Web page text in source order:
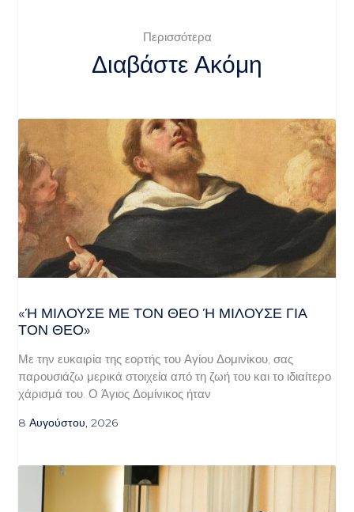
Περισσότερα
Διαβάστε Ακόμη
«Ή ΜΙΛΟΎΣΕ ΜΕ ΤΟΝ ΘΕΌ Ή ΜΙΛΟΎΣΕ ΓΙΑ ΤΟ
Ν ΘΕΌ»
Με την ευκαιρία της εορτής του Αγίου Δομινίκου, σας
παρουσιάζω μερικά στοιχεία από τη ζωή του και το ιδιαίτερο
χάρισμά του. Ο Άγιος Δομίνικος ήταν
8 Αυγούστου, 2026